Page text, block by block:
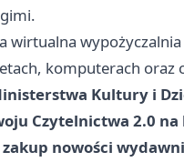
wirtualna
komputerach oraz
Kultury i
Czytelnictwa 2.0
nowości